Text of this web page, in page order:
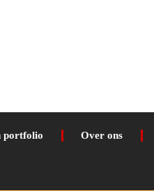
portfolio Over ons